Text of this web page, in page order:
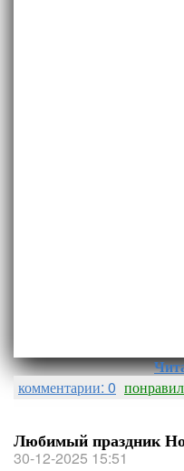
комментарии: 0
Любимый праздник
30-12-2025 15:51